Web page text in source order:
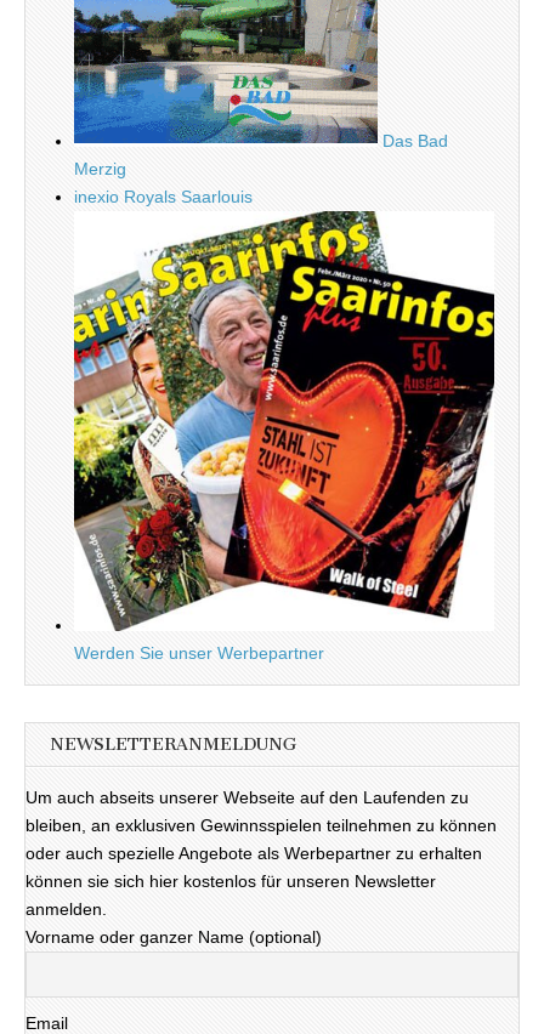
Das Bad
Merzig
inexio Royals Saarlouis
Werden Sie unser Werbepartner
NEWSLETTERANMELDUNG
Um auch abseits unserer Webseite auf den Laufenden zu
bleiben, an exklusiven Gewinnsspielen teilnehmen zu können
oder auch spezielle Angebote als Werbepartner zu erhalten
können sie sich hier kostenlos für unseren Newsletter
anmelden.
Vorname oder ganzer Name (optional)
Email